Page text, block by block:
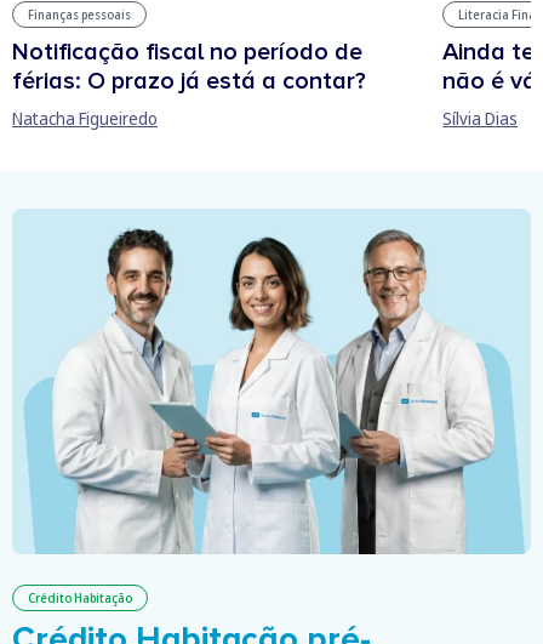
Finanças pessoais
Notificação fiscal no período de
férias: O prazo já está a contar?
Natacha Figueiredo
Literacia
Ainda
não é
Sílvia Dias
Crédito Habitação